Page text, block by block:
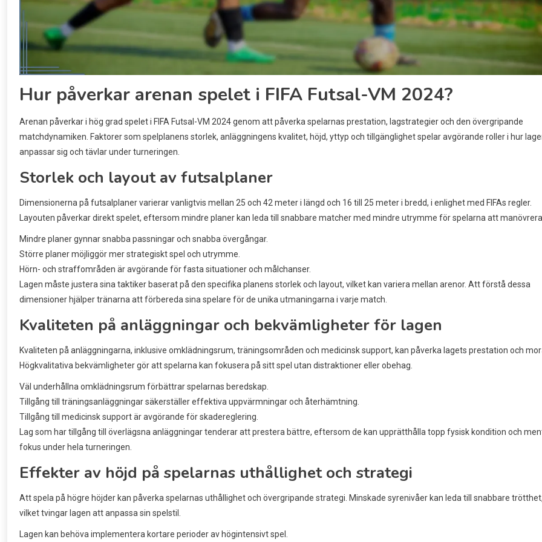
Hur påverkar arenan spelet i FIFA Futsal-VM 2024?
Arenan påverkar i hög grad spelet i FIFA Futsal-VM 2024 genom att påverka spelarnas prestation, lagstrategier och den övergripande
matchdynamiken. Faktorer som spelplanens storlek, anläggningens kvalitet, höjd, yttyp och tillgänglighet spelar avgörande roller i hur
anpassar sig och tävlar under turneringen.
Storlek och layout av futsalplaner
Dimensionerna på futsalplaner varierar vanligtvis mellan 25 och 42 meter i längd och 16 till 25 meter i bredd, i enlighet med FIFAs regler.
Layouten påverkar direkt spelet, eftersom mindre planer kan leda till snabbare matcher med mindre utrymme för spelarna att
Mindre planer gynnar snabba passningar och snabba övergångar.
Större planer möjliggör mer strategiskt spel och utrymme.
Hörn- och straffområden är avgörande för fasta situationer och målchanser.
Lagen måste justera sina taktiker baserat på den specifika planens storlek och layout, vilket kan variera mellan arenor. Att förstå dessa
dimensioner hjälper tränarna att förbereda sina spelare för de unika utmaningarna i varje match.
Kvaliteten på anläggningar och bekvämligheter för lagen
Kvaliteten på anläggningarna, inklusive omklädningsrum, träningsområden och medicinsk support, kan påverka lagets prestation och
Högkvalitativa bekvämligheter gör att spelarna kan fokusera på sitt spel utan distraktioner eller obehag.
Väl underhållna omklädningsrum förbättrar spelarnas beredskap.
Tillgång till träningsanläggningar säkerställer effektiva uppvärmningar och återhämtning.
Tillgång till medicinsk support är avgörande för skadereglering.
Lag som har tillgång till överlägsna anläggningar tenderar att prestera bättre, eftersom de kan upprätthålla topp fysisk kondition och
fokus under hela turneringen.
Effekter av höjd på spelarnas uthållighet och strategi
Att spela på högre höjder kan påverka spelarnas uthållighet och övergripande strategi. Minskade syrenivåer kan leda till snabbare
vilket tvingar lagen att anpassa sin spelstil.
Lagen kan behöva implementera kortare perioder av högintensivt spel.